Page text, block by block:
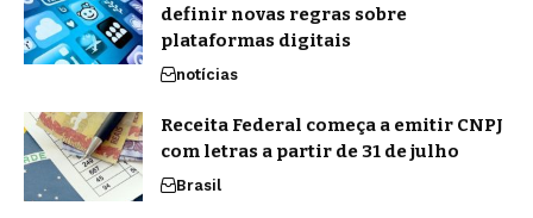
definir novas regras sobre
plataformas digitais
notícias
Receita Federal começa a emitir CNPJ
com letras a partir de 31 de julho
Brasil